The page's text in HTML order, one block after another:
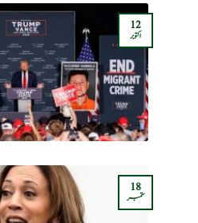
12
اکتوبر
18
ستمبر